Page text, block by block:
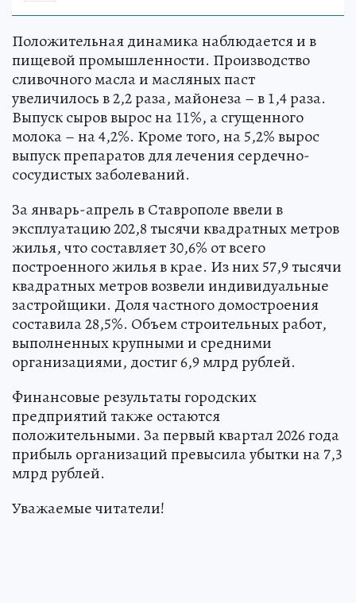
Положительная динамика наблюдается и в
пищевой промышленности. Производство
сливочного масла и масляных паст
увеличилось в 2,2 раза, майонеза – в 1,4 раза.
Выпуск сыров вырос на 11%, а сгущенного
молока – на 4,2%. Кроме того, на 5,2% вырос
выпуск препаратов для лечения сердечно-
сосудистых заболеваний.
За январь-апрель в Ставрополе ввели в
эксплуатацию 202,8 тысячи квадратных метров
жилья, что составляет 30,6% от всего
построенного жилья в крае. Из них 57,9 тысячи
квадратных метров возвели индивидуальные
застройщики. Доля частного домостроения
составила 28,5%. Объем строительных работ,
выполненных крупными и средними
организациями, достиг 6,9 млрд рублей.
Финансовые результаты городских
предприятий также остаются
положительными. За первый квартал 2026 года
прибыль организаций превысила убытки на 7,3
млрд рублей.
Уважаемые читатели!